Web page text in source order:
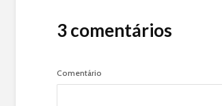
3 comentários
Comentário